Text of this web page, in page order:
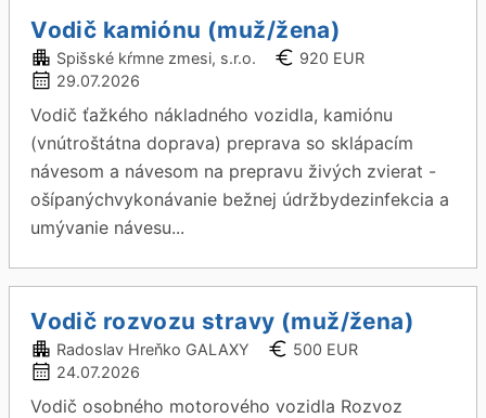
Vodič kamiónu (muž/žena)
Spišské kŕmne zmesi, s.r.o.
920 EUR
29.07.2026
Vodič ťažkého nákladného vozidla, kamiónu
(vnútroštátna doprava) preprava so sklápacím
návesom a návesom na prepravu živých zvierat -
ošípanýchvykonávanie bežnej údržbydezinfekcia a
umývanie návesu...
Vodič rozvozu stravy (muž/žena)
Radoslav Hreňko GALAXY
500 EUR
24.07.2026
Vodič osobného motorového vozidla Rozvoz